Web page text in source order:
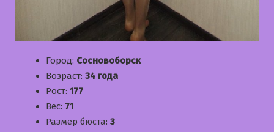
Город: Сосновоборск
Возраст: 34 года
Рост: 177
Вес: 71
Размер бюста: 3